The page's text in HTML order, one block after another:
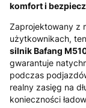
komfort i
Zaprojektowany z
użytkownikach,
silnik Bafang
gwarantuje
podczas
realny zasięg na
konieczności